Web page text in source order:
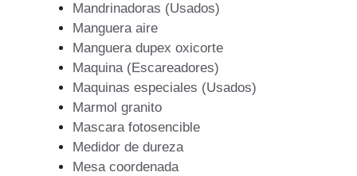
Mandrinadoras (Usados)
Manguera aire
Manguera dupex oxicorte
Maquina (Escareadores)
Maquinas especiales (Usados)
Marmol granito
Mascara fotosencible
Medidor de dureza
Mesa coordenada